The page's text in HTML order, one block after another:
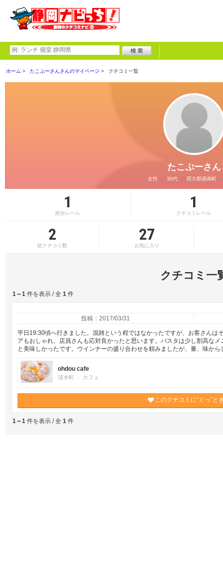
ホーム たこぷーさんさんのマイページ クチコミ一覧
たこぷーさん
女性 30代 田方郡函南町
1
総合レベル
1
クチコミレベル
2
総クチコミ数
27
お気に入り
クチコミ一
1～1 件を表示 / 全 1 件
投稿：2017/03/31
平日19:30頃へ行きました。混雑という程ではなかったですが、お客さんは
アもおしゃれ、店員さんも応対良かったと思います。パスタは少し割高な
と美味しかったです。ウインナーの盛り合わせを頼みましたが、量、味か
ohdou cafe
清水町 カフェ
このクチコミに“ぐっ”と
1～1 件を表示 / 全 1 件